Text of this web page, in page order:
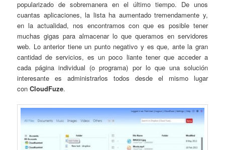
popularizado de sobremanera en el último tiempo. De unos
cuantas aplicaciones, la lista ha aumentado tremendamente y,
en la actualidad, nos encontramos con que es posible tener
muchas gigas para almacenar lo que queramos en servidores
web. Lo anterior tiene un punto negativo y es que, ante la gran
cantidad de servicios, es un poco liante tener que acceder a
cada página individual (o programa) por lo que una solución
interesante es administrarlos todos desde el mismo lugar
conCloudFuze.